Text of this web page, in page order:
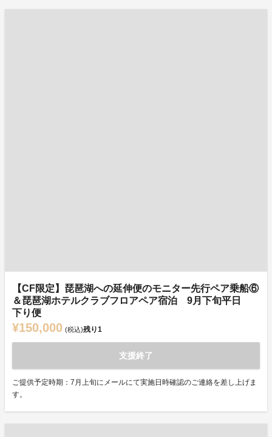
【CF限定】琵琶湖への延伸便のモニター先行ペア乗船⑥
＆琵琶湖ホテルクラブフロアペア宿泊 9月下旬平日
下り便
¥150,000 (税込)残り1
支援終了
ご提供予定時期：7月上旬にメールにて実施日時確認のご連絡を差し上げま
す。